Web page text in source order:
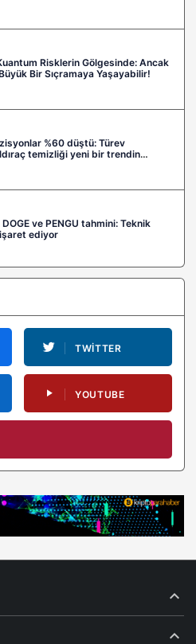
Risklerin Gölgesinde: Ancak
Bir Sıçramaya Yaşayabilir!
%60 düştü: Türev
temizliği yeni bir trendin
ve PENGU tahmini: Teknik
ediyor
TWITTER
YOUTUBE